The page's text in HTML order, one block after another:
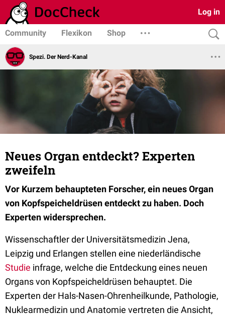
Log in
Community Flexikon Shop
Spezi. Der Nerd-Kanal
Neues Organ entdeckt? Experten
zweifeln
Vor Kurzem behaupteten Forscher, ein neues Organ
von Kopfspeicheldrüsen entdeckt zu haben. Doch
Experten widersprechen.
Wissenschaftler der Universitätsmedizin Jena,
Leipzig und Erlangen stellen eine niederländische
Studie infrage, welche die Entdeckung eines neuen
Organs von Kopfspeicheldrüsen behauptet. Die
Experten der Hals-Nasen-Ohrenheilkunde, Pathologie,
Nuklearmedizin und Anatomie vertreten die Ansicht,